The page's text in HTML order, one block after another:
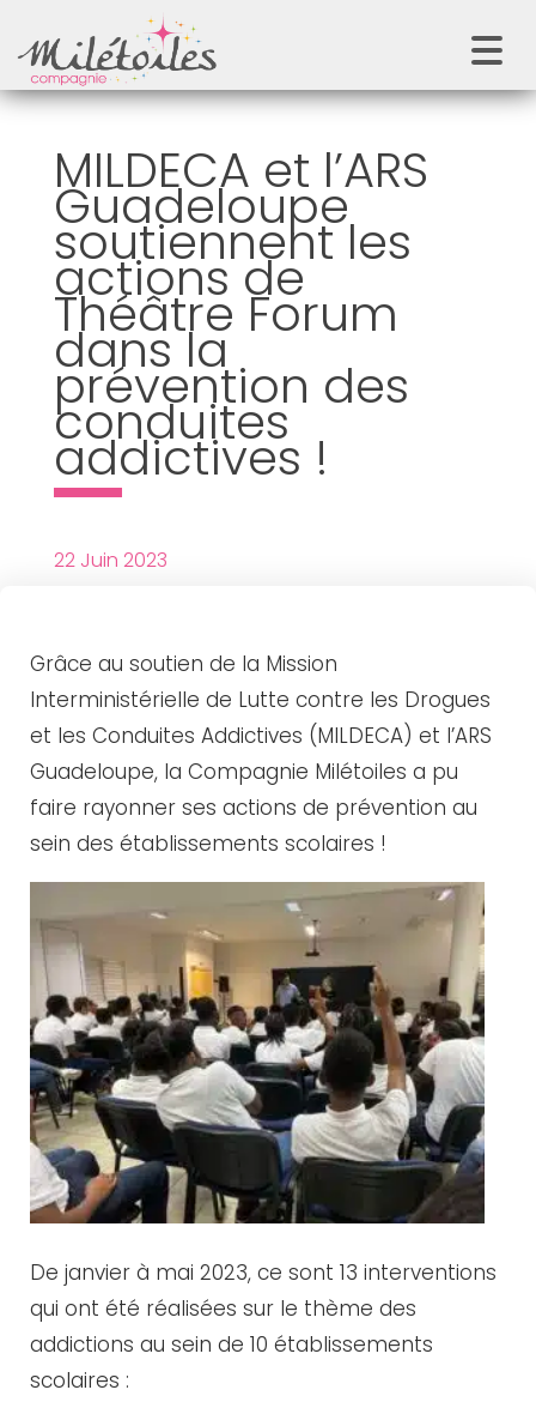
MILDECA et l’ARS
Guadeloupe
soutiennent les
actions de
Théâtre Forum
dans la
prévention des
conduites
addictives !
22 Juin 2023
Grâce au soutien de la Mission
Interministérielle de Lutte contre les Drogues
et les Conduites Addictives (MILDECA) et l’ARS
Guadeloupe, la Compagnie Milétoiles a pu
faire rayonner ses actions de prévention au
sein des établissements scolaires !
De janvier à mai 2023, ce sont 13 interventions
qui ont été réalisées sur le thème des
addictions au sein de 10 établissements
scolaires :